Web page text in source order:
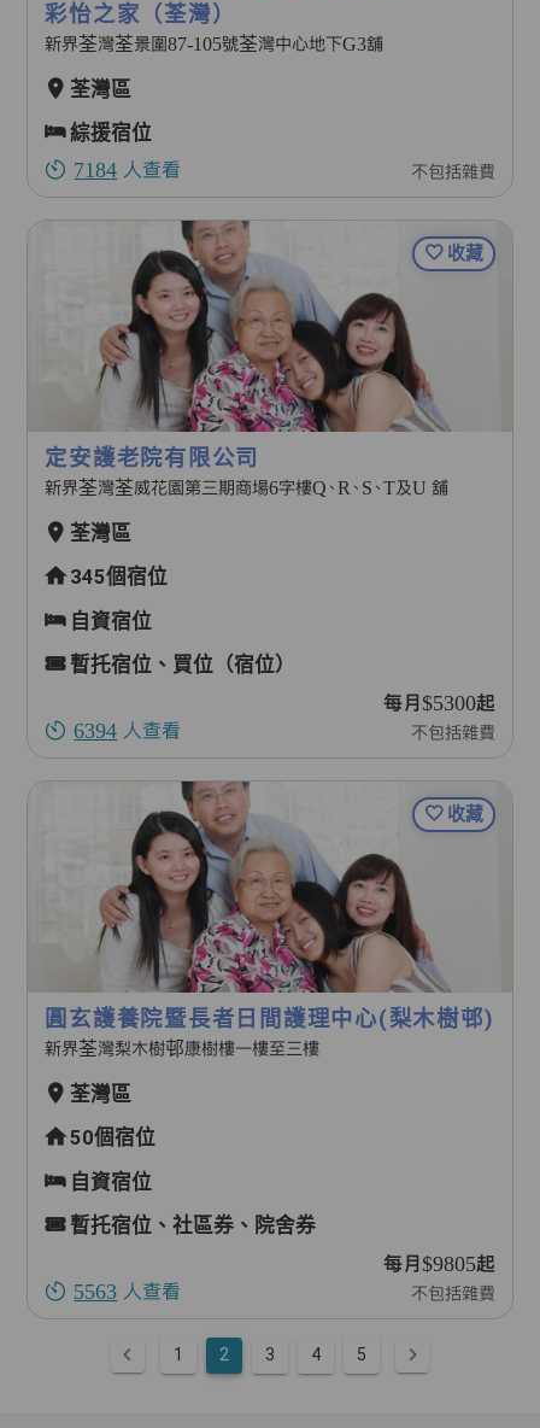
彩怡之家（荃灣）
新界荃灣荃景圍87-105號荃灣中心地下G3舖
荃灣區
綜援宿位
7184 人查看 不包括雜費
收藏
定安護老院有限公司
新界荃灣荃威花園第三期商場6字樓Q、R、S、T及U 舖
荃灣區
345個宿位
自資宿位
暫托宿位、買位（宿位）
6394 人查看
每月$5300起
不包括雜費
收藏
圓玄護養院暨長者日間護理中心(梨木樹邨)
新界荃灣梨木樹邨康樹樓一樓至三樓
荃灣區
50個宿位
自資宿位
暫托宿位、社區券、院舍券
5563 人查看
每月$9805起
不包括雜費
1 2 3 4 5